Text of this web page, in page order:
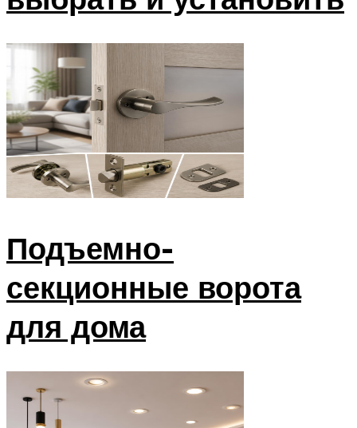
Подъемно-
секционные ворота
для дома